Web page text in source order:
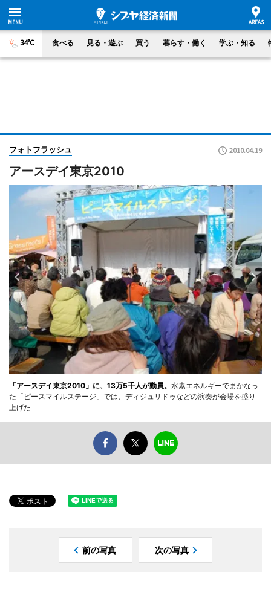
34°C 食べる 見る・遊ぶ 買う 暮らす・働く 学ぶ・知る
フォトフラッシュ 2010.04.19
アースデイ東京2010
「アースデイ東京2010」に、13万5千人が動員。 水素エネルギーでまかなっ
た「ピースマイルステージ」では、ディジュリドゥなどの演奏が会場を盛り
上げた
前の写真 次の写真